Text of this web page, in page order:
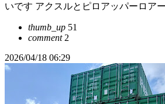
いです アクスルとピロアッパーロア
thumb_up 51
comment2
2026/04/18 06:29